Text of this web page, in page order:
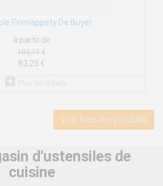
Prim'appety De Buyer
à partir de
102,17 €
83,25 €
Voir tous les produits
d'ustensiles de
cuisine